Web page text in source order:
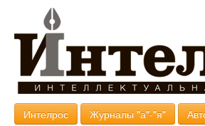
Интелрос Журналы "а"-"я"